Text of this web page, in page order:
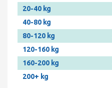
20-40 kg
40-80 kg
80-120 kg
120-160 kg
160-200 kg
200+ kg